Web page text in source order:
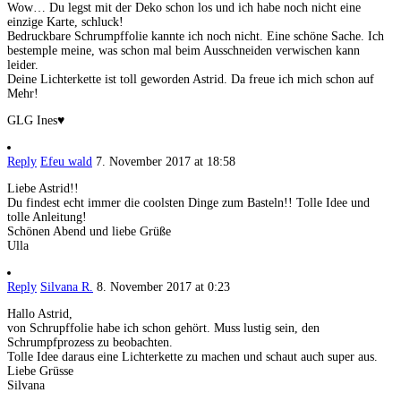
Wow… Du legst mit der Deko schon los und ich habe noch nicht eine
einzige Karte, schluck!
Bedruckbare Schrumpffolie kannte ich noch nicht. Eine schöne Sache. Ich
bestemple meine, was schon mal beim Ausschneiden verwischen kann
leider.
Deine Lichterkette ist toll geworden Astrid. Da freue ich mich schon auf
Mehr!
GLG Ines♥
Reply Efeu wald 7. November 2017 at 18:58
Liebe Astrid!!
Du findest echt immer die coolsten Dinge zum Basteln!! Tolle Idee und
tolle Anleitung!
Schönen Abend und liebe Grüße
Ulla
Reply Silvana R. 8. November 2017 at 0:23
Hallo Astrid,
von Schrupffolie habe ich schon gehört. Muss lustig sein, den
Schrumpfprozess zu beobachten.
Tolle Idee daraus eine Lichterkette zu machen und schaut auch super aus.
Liebe Grüsse
Silvana